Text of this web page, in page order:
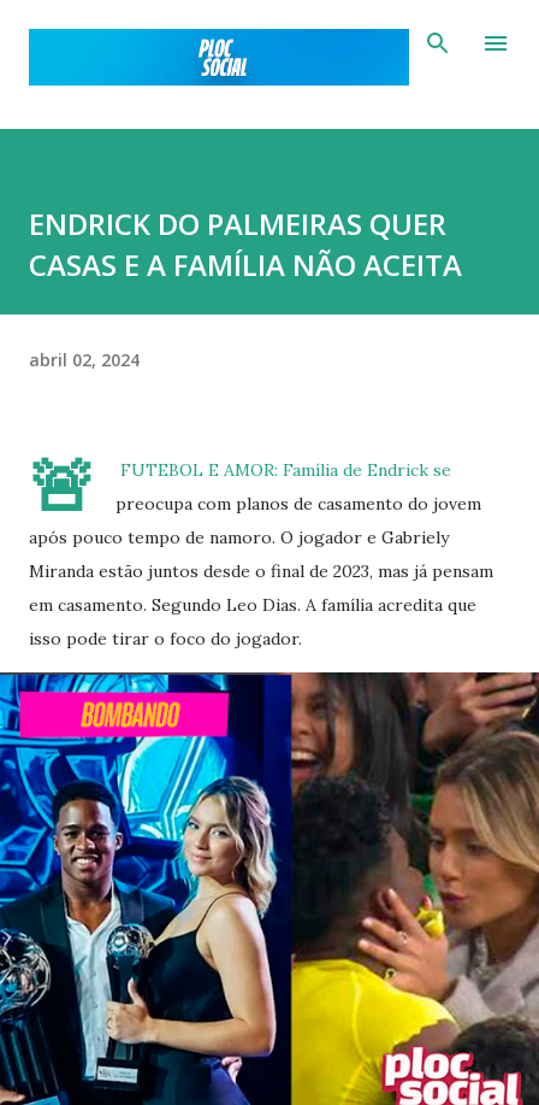
Pular para o conteúdo principal
ENDRICK DO PALMEIRAS QUER
CASAS E A FAMÍLIA NÃO ACEITA
abril 02, 2024
🚨
FUTEBOL E AMOR: Família de Endrick se
preocupa com planos de casamento do jovem
após pouco tempo de namoro. O jogador e Gabriely
Miranda estão juntos desde o final de 2023, mas já pensam
em casamento. Segundo Leo Dias. A família acredita que
isso pode tirar o foco do jogador.